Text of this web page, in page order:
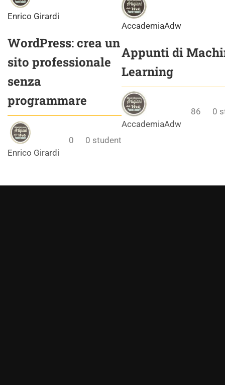
Enrico Girardi
WordPress: crea un
sito professionale
senza
programmare
Enrico Girardi
0 0 student
AccademiaAdw
Appunti di
Learning
AccademiaAdw
86 0